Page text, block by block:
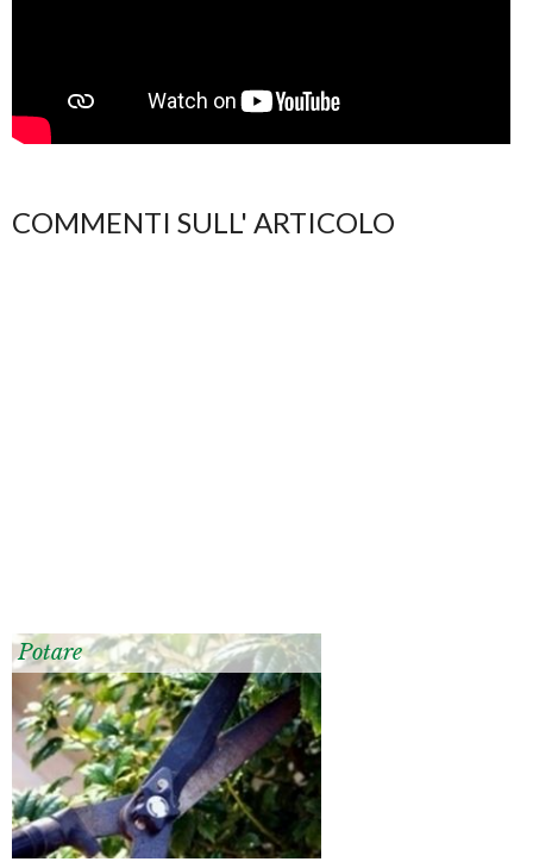
COMMENTI SULL' ARTICOLO
Potare